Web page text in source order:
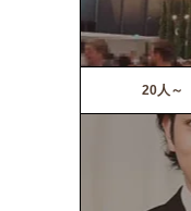
20人～